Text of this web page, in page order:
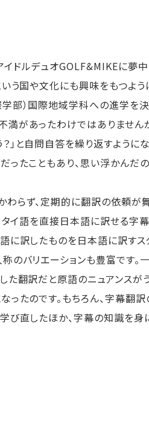
ドルデュオGOLF&MIKEに夢中
う国や文化にも興味をもつよ
部）国際地域学科への進学を
があったわけではありません
と自問自答を繰り返すように
たこともあり、思い浮かんだ
らず、定期的に翻訳の依頼が舞
タイ語を直接日本語に訳せる
に訳したものを日本語に訳す
バリエーションも豊富です。一
翻訳だと原語のニュアンスが
たのです。もちろん、字幕翻
び直したほか、字幕の知識を